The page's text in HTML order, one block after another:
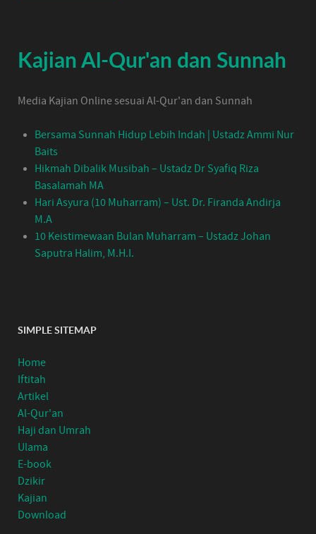
Kajian Al-Qur'an dan Sunnah
Media Kajian Online sesuai Al-Qur'an dan Sunnah
Bersama Sunnah Hidup Lebih Indah | Ustadz Ammi Nur
Baits
Hikmah Dibalik Musibah – Ustadz Dr Syafiq Riza
Basalamah MA
Hari Asyura (10 Muharram) – Ust. Dr. Firanda Andirja
M.A
10 Keistimewaan Bulan Muharram – Ustadz Johan
Saputra Halim, M.H.I.
SIMPLE SITEMAP
Home
Iftitah
Artikel
Al-Qur'an
Haji dan Umrah
Ulama
E-book
Dzikir
Kajian
Download